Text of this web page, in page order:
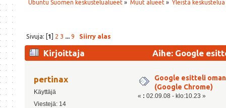
Ubuntu Suomen keskustelualueet » Muut alueet» Yleistä keskustelua
Sivuja: [1] 2 3 ... 9 Siirry alas
Kirjoittaja
Aihe: Google
pertinax
Käyttäjä
Viestejä: 14
Google esitteli
(Google Chrome)
« : 02.09.08 - klo:10.23 »